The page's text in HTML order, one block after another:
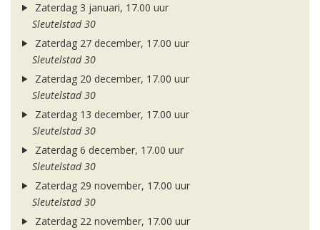
Zaterdag 3 januari, 17.00 uur
Sleutelstad 30
Zaterdag 27 december, 17.00 uur
Sleutelstad 30
Zaterdag 20 december, 17.00 uur
Sleutelstad 30
Zaterdag 13 december, 17.00 uur
Sleutelstad 30
Zaterdag 6 december, 17.00 uur
Sleutelstad 30
Zaterdag 29 november, 17.00 uur
Sleutelstad 30
Zaterdag 22 november, 17.00 uur